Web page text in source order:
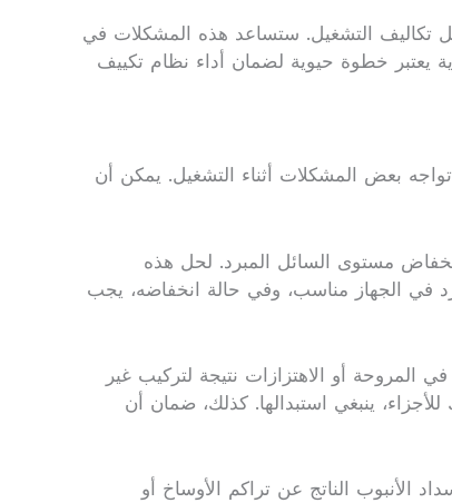
تكاليف التشغيل. ستساعد هذه المشكلات في
يعتبر خطوة حيوية لضمان أداء نظام تكييف
بعض المشكلات أثناء التشغيل. يمكن أن
مستوى السائل المبرد. لحل هذه
في الجهاز مناسب، وفي حالة انخفاضه، يجب
أو الاهتزازات نتيجة لتركيب غير
ينبغي استبدالها. كذلك، ضمان أن
الأنبوب الناتج عن تراكم الأوساخ أو